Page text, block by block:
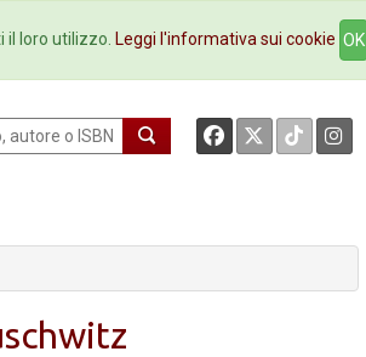
Ebookstore Contatti
loro utilizzo. Leggi l'informativa sui cookie OK